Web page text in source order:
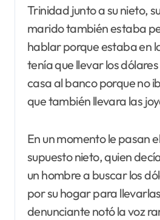
Trinidad junto a su nieto,
marido también estaba
hablar porque estaba en
tenía que llevar los
casa al banco porque no
que también llevara las
En un momento le pasan
supuesto nieto, quien
un hombre a buscar los
por su hogar para
denunciante notó la voz